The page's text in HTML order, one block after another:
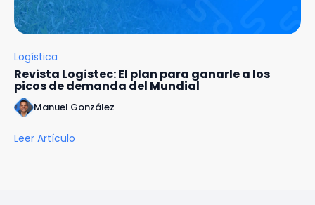
Logística
Revista Logistec: El plan para ganarle a los
picos de demanda del Mundial
Manuel González
Leer Artículo